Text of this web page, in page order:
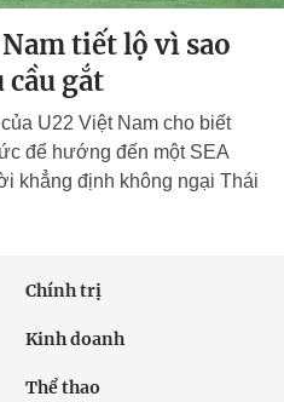
tiết lộ vì sao
cầu gắt
U22 Việt Nam cho biết
để hướng đến một SEA
khẳng định không ngại Thái
Chính trị
Kinh doanh
Thể thao